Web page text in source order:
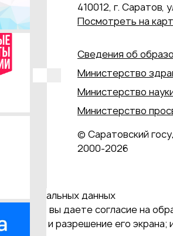
410012, г. Саратов,
Посмотреть на
Сведения об
Министерство
Министерство
Министерство
© Саратовский
2000‑2026
персональных данных
наш сайт, вы даете согласие на
и разрешение его